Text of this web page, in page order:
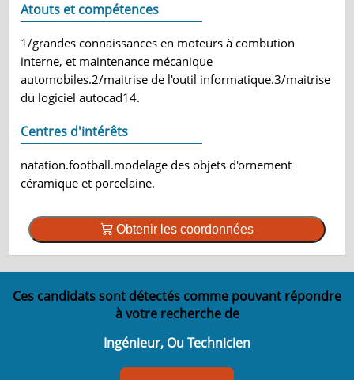
Atouts et compétences
1/grandes connaissances en moteurs à combution
interne, et maintenance mécanique
automobiles.2/maitrise de l'outil informatique.3/maitrise
du logiciel autocad14.
Centres d'intérêts
natation.football.modelage des objets d'ornement
céramique et porcelaine.
Obtenir les coordonnées
Ces candidats sont détectés comme pouvant répondre
à votre recherche de
Ingénieur, Ou Technicien